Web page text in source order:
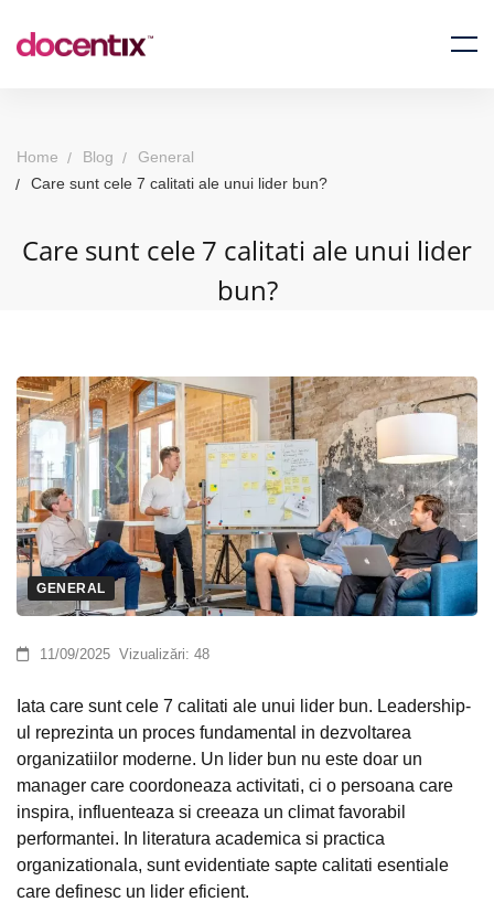
Home Blog
General
Care sunt cele 7 calitati ale unui lider bun?
Care sunt cele 7 calitati ale unui lider
bun?
GENERAL
11/09/2025 Vizualizări: 48
Iata care sunt cele 7 calitati ale unui lider bun. Leadership-
ul reprezinta un proces fundamental in dezvoltarea
organizatiilor moderne. Un lider bun nu este doar un
manager care coordoneaza activitati, ci o persoana care
inspira, influenteaza si creeaza un climat favorabil
performantei. In literatura academica si practica
organizationala, sunt evidentiate sapte calitati esentiale
care definesc un lider eficient.